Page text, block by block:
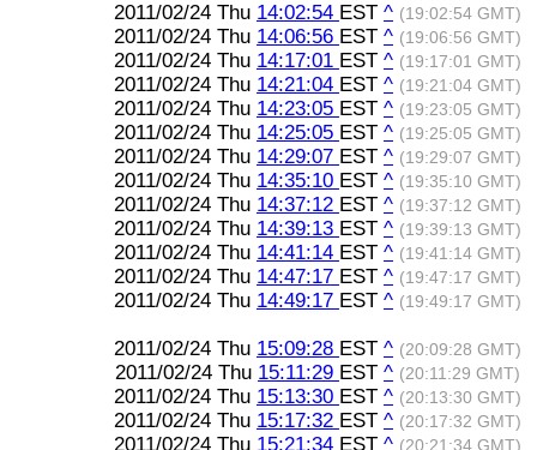
2011/02/24 Thu 14:02:54 EST ^ (19:02:54 GMT)
2011/02/24 Thu 14:06:56 EST ^ (19:06:56 GMT)
2011/02/24 Thu 14:17:01 EST ^ (19:17:01 GMT)
2011/02/24 Thu 14:21:04 EST ^ (19:21:04 GMT)
2011/02/24 Thu 14:23:05 EST ^ (19:23:05 GMT)
2011/02/24 Thu 14:25:05 EST ^ (19:25:05 GMT)
2011/02/24 Thu 14:29:07 EST ^ (19:29:07 GMT)
2011/02/24 Thu 14:35:10 EST ^ (19:35:10 GMT)
2011/02/24 Thu 14:37:12 EST ^ (19:37:12 GMT)
2011/02/24 Thu 14:39:13 EST ^ (19:39:13 GMT)
2011/02/24 Thu 14:41:14 EST ^ (19:41:14 GMT)
2011/02/24 Thu 14:47:17 EST ^ (19:47:17 GMT)
2011/02/24 Thu 14:49:17 EST ^ (19:49:17 GMT)
2011/02/24 Thu 15:09:28 EST ^ (20:09:28 GMT)
2011/02/24 Thu 15:11:29 EST ^ (20:11:29 GMT)
2011/02/24 Thu 15:13:30 EST ^ (20:13:30 GMT)
2011/02/24 Thu 15:17:32 EST ^ (20:17:32 GMT)
2011/02/24 Thu 15:21:34 EST ^ (20:21:34 GMT)